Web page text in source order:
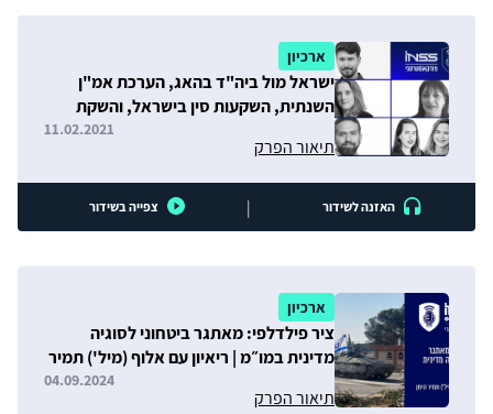
ארכיון
ישראל מול ביה"ד בהאג, הערכת אמ"ן
השנתית, השקעות סין בישראל, והשקת
תיאור הפרק
11.02.2021
האזנה לשידור | צפייה בשידור
ארכיון
ציר פילדלפי: מאתגר ביטחוני לסוגיה
מדינית במו״מ | ריאיון עם אלוף (מיל') תמיר
תיאור הפרק
04.09.2024